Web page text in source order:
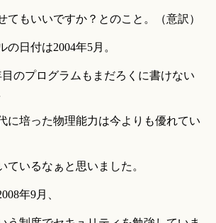
てもいいですか？とのこと。（意訳）
の日付は2004年5月。
のプログラムもまだろくに書けない
に培った物理能力は今よりも優れてい
ているなぁと思いました。
年9月、